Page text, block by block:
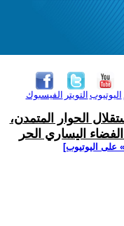
الفيسبوك التويتر اليوتيوب
الحوار المتمدن،
اليساري الحر
على اليوتيوب]